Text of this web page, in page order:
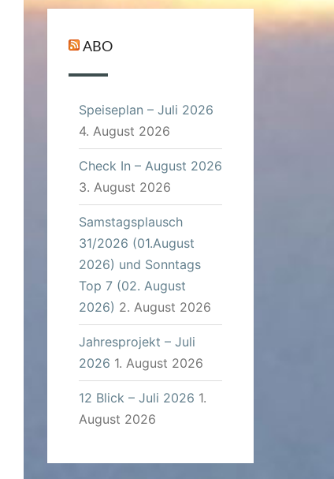
ABO
Speiseplan – Juli 2026
4. August 2026
Check In – August 2026
3. August 2026
Samstagsplausch
31/2026 (01.August
2026) und Sonntags
Top 7 (02. August
2026) 2. August 2026
Jahresprojekt – Juli
2026 1. August 2026
12 Blick – Juli 2026 1.
August 2026